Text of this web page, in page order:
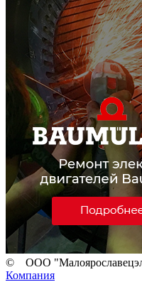
© ООО
Компания